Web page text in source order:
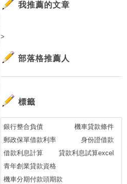
我推薦的文章
>
部落格推薦人
標籤
銀行整合負債
機車貸款條件
郵政保單借款利率
身份證借款
借款利息計算
貸款利息試算excel
青年創業貸款資格
機車分期付款頭期款